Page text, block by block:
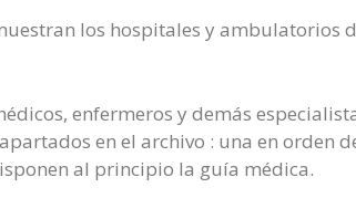
los hospitales y ambulatorios
enfermeros y demás
en el archivo : una en orden
al principio la guía médica.